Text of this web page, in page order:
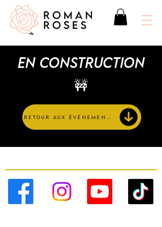
en construction
🚧
retour aux évènements